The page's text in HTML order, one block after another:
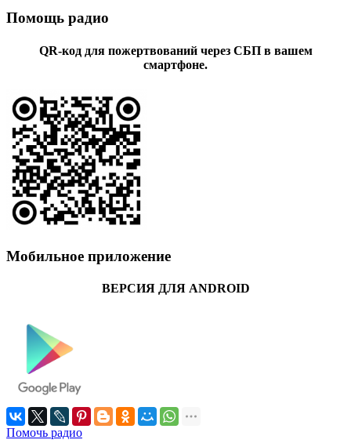
Помощь радио
QR-код для пожертвований через СБП в вашем
смартфоне.
Мобильное приложение
ВЕРСИЯ ДЛЯ ANDROID
Помочь радио